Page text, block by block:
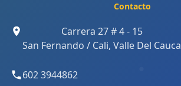
Contacto
Carrera 27 # 4 - 15
San Fernando / Cali, Valle Del Cauca
602 3944862